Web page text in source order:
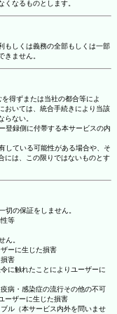
なるものとします。
もしくは義務の全部もしくは一部
きません。
得ずまたは当社の都合等によ
おいては、統合手続きにより当該
らない。
登録側に付帯する本サービスの内
している可能性がある場合や、そ
には、この限りではないものとす
切の保証をしません。
等
ん。
ーに生じた損害
害
に触れたことによりユーザーに
病・感染症の流行その他の不可
ーザーに生じた損害
ル（本サービス内外を問いませ